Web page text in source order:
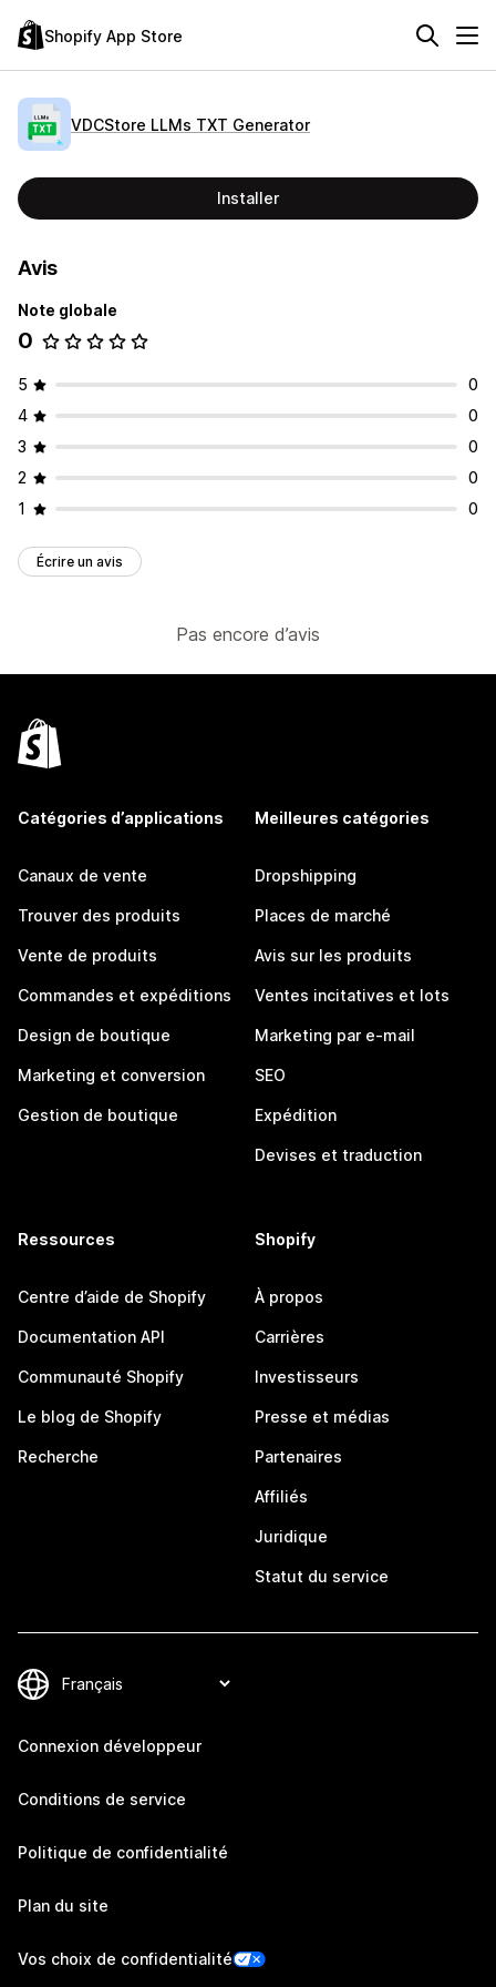
Shopify App Store
VDCStore LLMs TXT Generator
Installer
Avis
Note globale
0
5
0
4
0
3
0
2
0
1
0
Écrire un avis
Pas encore d’avis
Catégories d’applications
Canaux de vente
Trouver des produits
Vente de produits
Commandes et expéditions
Design de boutique
Marketing et conversion
Gestion de boutique
Meilleures catégories
Dropshipping
Places de marché
Avis sur les produits
Ventes incitatives et lots
Marketing par e-mail
SEO
Expédition
Devises et traduction
Ressources
Centre d’aide de Shopify
Documentation API
Communauté Shopify
Le blog de Shopify
Recherche
Shopify
À propos
Carrières
Investisseurs
Presse et médias
Partenaires
Affiliés
Juridique
Statut du service
Connexion développeur
Conditions de service
Politique de confidentialité
Plan du site
Vos choix de confidentialité